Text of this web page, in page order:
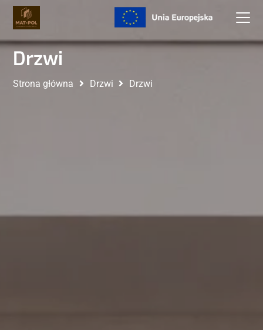
Drzwi
Strona główna Drzwi Drzwi